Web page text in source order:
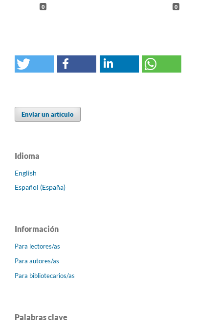
0 0
Enviar un artículo
Idioma
English
Español (España)
Información
Para lectores/as
Para autores/as
Para bibliotecarios/as
Palabras clave